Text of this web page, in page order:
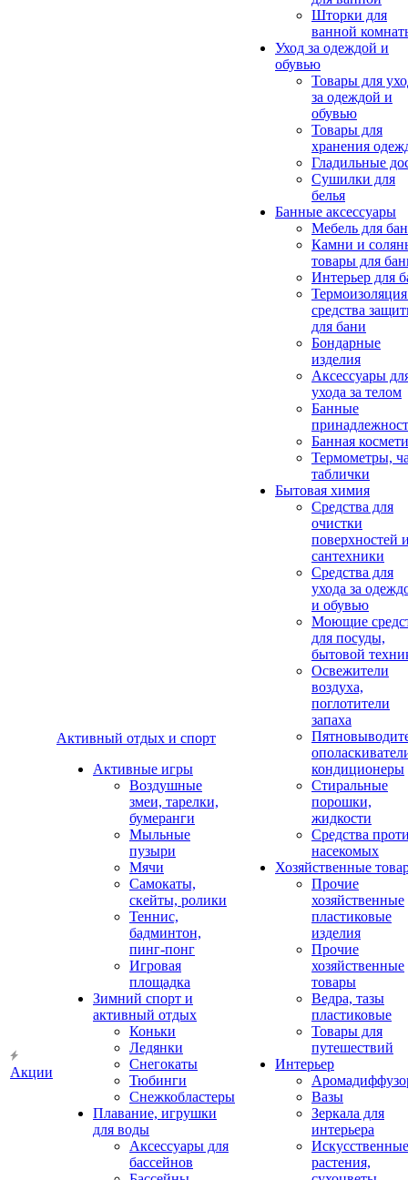
Акции
Активный отдых и спорт
Активные игры
Воздушные
змеи, тарелки,
бумеранги
Мыльные
пузыри
Мячи
Самокаты,
скейты, ролики
Теннис,
бадминтон,
пинг-понг
Игровая
площадка
Зимний спорт и
активный отдых
Коньки
Ледянки
Снегокаты
Тюбинги
Снежкобластеры
Плавание, игрушки
для воды
Аксессуары для
бассейнов
Шторки для
ванной
Уход за одеждой и
обувью
Товары для
за одеждой и
обувью
Товары для
хранения
Гладильные
Сушилки для
белья
Банные аксессуары
Мебель для
Камни и
товары для
Интерьер для
средства
для бани
Бондарные
изделия
Аксеcсуары
ухода за телом
Банные
Банная
Термометры,
таблички
Бытовая химия
Средства для
очистки
поверхностей
сантехники
Средства для
ухода за
и обувью
Моющие
для посуды,
бытовой
Освежители
воздуха,
поглотители
запаха
кондиционеры
Стиральные
порошки,
жидкости
Средства
насекомых
Хозяйственные
Прочие
хозяйственные
пластиковые
изделия
Прочие
хозяйственные
товары
Ведра, тазы
пластиковые
Товары для
путешествий
Интерьер
Вазы
Зеркала для
интерьера
Искусственные
растения,